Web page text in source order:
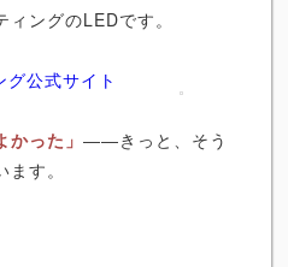
ングのLEDです。
公式サイト
かった」 ――きっと、そう
ます。